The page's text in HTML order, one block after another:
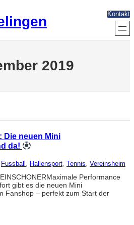
Kontakt
2019
Die neuen Mini
da!
Fussball , Hallensport, Tennis, Vereinsheim
Performance
gibt es die neuen Mini
Fanshop – perfekt zum Start der